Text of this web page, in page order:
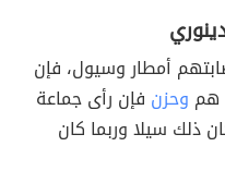
أمطار وسيول، فإن
هم وحزن فإن رأى جماعة
ذلك سيلا وربما كان